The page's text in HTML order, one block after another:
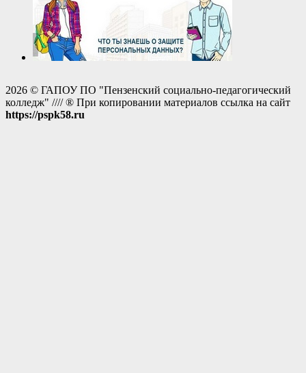
2026 © ГАПОУ ПО "Пензенский социально-педагогический
колледж" //// ® При копировании материалов ссылка на сайт
https://pspk58.ru